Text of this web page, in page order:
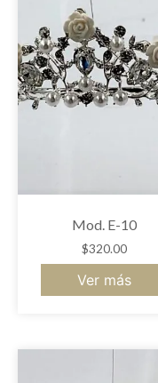
Mod. E-10
$320.00
Ver más